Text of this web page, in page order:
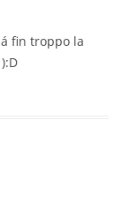
fin troppo la